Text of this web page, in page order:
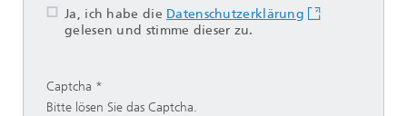
Ja, ich habe die Datenschutzerklärung
gelesen und stimme dieser zu.
Captcha
Bitte lösen Sie das Captcha.